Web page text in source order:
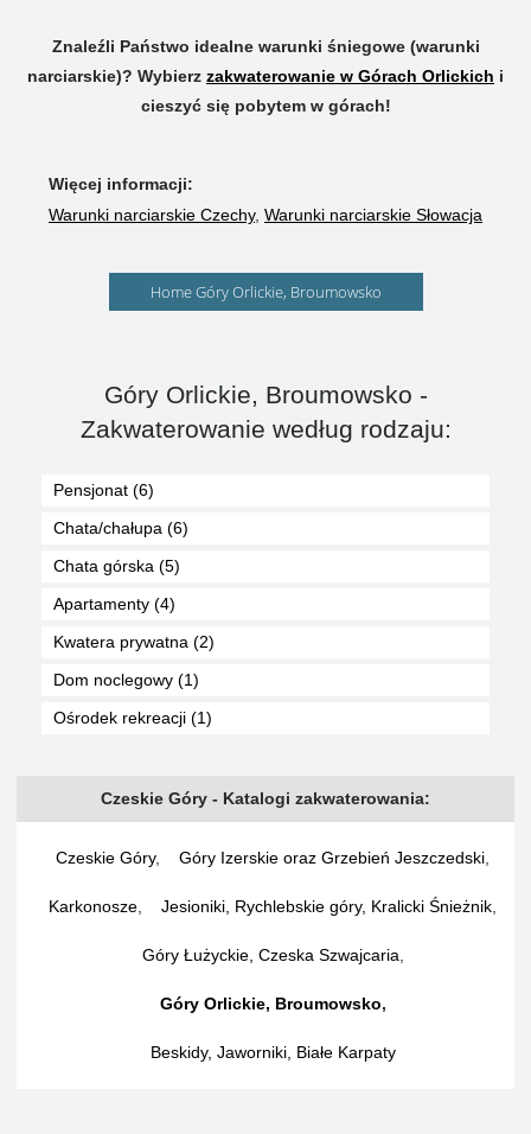
Znaleźli Państwo idealne warunki śniegowe (warunki
narciarskie)? Wybierz zakwaterowanie w Górach Orlickich i
cieszyć się pobytem w górach!
Więcej informacji:
Warunki narciarskie Czechy, Warunki narciarskie Słowacja
Home Góry Orlickie, Broumowsko
Góry Orlickie, Broumowsko -
Zakwaterowanie według rodzaju:
Pensjonat (6)
Chata/chałupa (6)
Chata górska (5)
Apartamenty (4)
Kwatera prywatna (2)
Dom noclegowy (1)
Ośrodek rekreacji (1)
Czeskie Góry - Katalogi zakwaterowania:
Czeskie Góry, Góry Izerskie oraz Grzebień Jeszczedski
Karkonosze Jesioniki, Rychlebskie góry, Kralicki Śnieżnik
Góry Łużyckie, Czeska Szwajcaria
Góry Orlickie, Broumowsko,
Beskidy, Jaworniki, Białe Karpaty